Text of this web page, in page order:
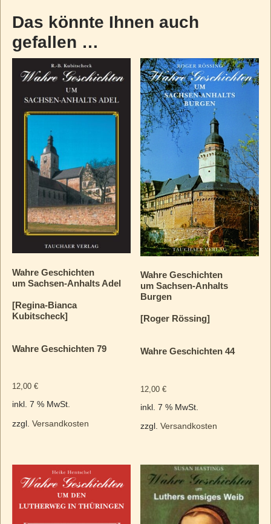
Das könnte Ihnen auch
gefallen …
Wahre Geschichten
um Sachsen-Anhalts Adel
[Regina-Bianca
Kubitscheck]
Wahre Geschichten 79
12,00 €
inkl. 7 % MwSt.
zzgl. Versandkosten
Wahre Geschichten
um Sachsen-Anhalts
Burgen
[Roger Rössing]
Wahre Geschichten 44
12,00€
inkl. 7 % MwSt.
zzgl.Versandkosten